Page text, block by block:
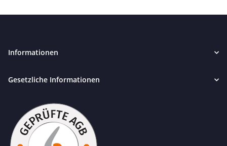
Informationen
Gesetzliche Informationen